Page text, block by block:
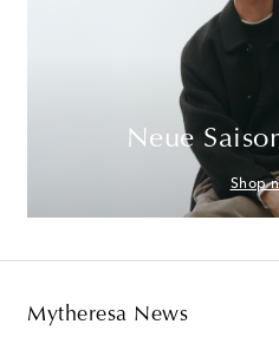
Neue
Shop
Mytheresa News